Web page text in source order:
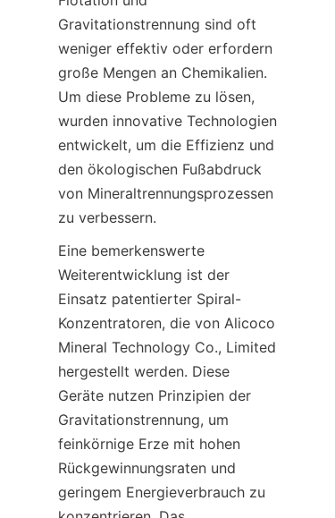
Gravitationstrennung sind oft
weniger effektiv oder erfordern
große Mengen an Chemikalien.
Um diese Probleme zu lösen,
wurden innovative Technologien
entwickelt, um die Effizienz und
den ökologischen Fußabdruck
von Mineraltrennungsprozessen
Eine bemerkenswerte
Weiterentwicklung ist der
Einsatz patentierter Spiral-
Konzentratoren, die von Alicoco
Mineral Technology Co., Limited
hergestellt werden. Diese
Geräte nutzen Prinzipien der
Gravitationstrennung, um
feinkörnige Erze mit hohen
Rückgewinnungsraten und
geringem Energieverbrauch zu